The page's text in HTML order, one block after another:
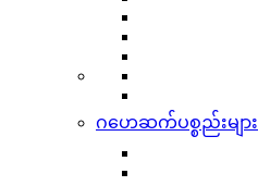
ဂဟေဆက်ပစ္စည်းများ